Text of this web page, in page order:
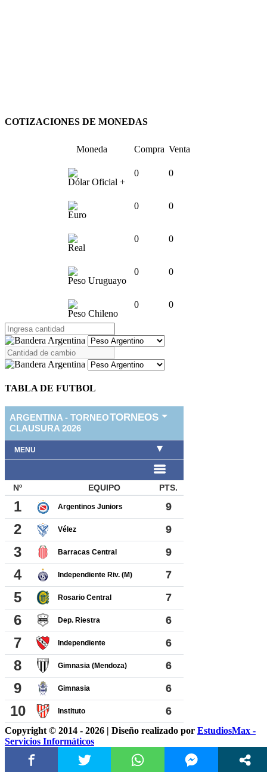
COTIZACIONES DE MONEDAS
Moneda Compra Venta
Dólar Oficial +
0 0
Euro
0 0
Real
0 0
Peso Uruguayo
0 0
Peso Chileno
0 0
TABLA DE FUTBOL
Copyright © 2014 - 2026 | Diseño realizado por EstudiosMax -
Servicios Informáticos